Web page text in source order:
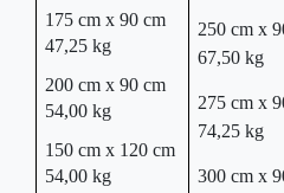
175 cm x 90 cm
47,25 kg
200 cm x 90 cm
54,00 kg
150 cm x 120 cm
54,00 kg
250 cm x
67,50 kg
275 cm x
74,25 kg
300 cm x